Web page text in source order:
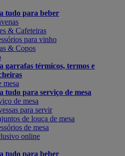
tudo para beber
& Cafeteiras
para vinho
& Copos
garrafas térmicos, termos e
mesa
tudo para serviço de mesa
de mesa
para servir
de louça de mesa
de mesa
online
tudo para beber